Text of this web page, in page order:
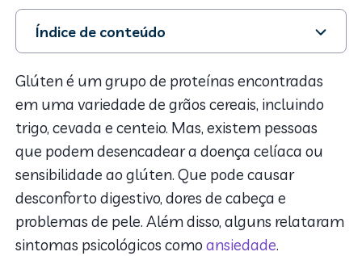
Índice de conteúdo
1. Ansiedade na doença celíaca
2. Ansiedade na sensibilidade ao glúten
3. Glúten e o cérebro
Glúten é um grupo de proteínas encontradas
em uma variedade de grãos cereais, incluindo
trigo, cevada e centeio. Mas, existem pessoas
que podem desencadear a doença celíaca ou
sensibilidade ao glúten. Que pode causar
desconforto digestivo, dores de cabeça e
problemas de pele. Além disso, alguns relataram
sintomas psicológicos comoansiedade.